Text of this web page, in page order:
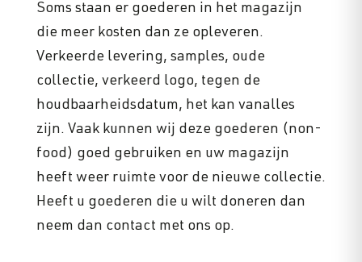
Soms staan er goederen in het magazijn
die meer kosten dan ze opleveren.
Verkeerde levering, samples, oude
collectie, verkeerd logo, tegen de
houdbaarheidsdatum, het kan vanalles
zijn. Vaak kunnen wij deze goederen (non-
food) goed gebruiken en uw magazijn
heeft weer ruimte voor de nieuwe collectie.
Heeft u goederen die u wilt doneren dan
neem dan contact met ons op.